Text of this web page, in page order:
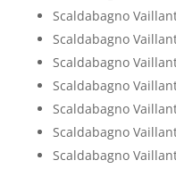
Scaldabagno
Scaldabagno
Scaldabagno
Scaldabagno
Scaldabagno
Scaldabagno
Scaldabagno